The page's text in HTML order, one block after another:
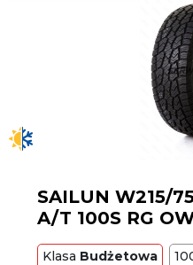
SAILUN W215/
A/T 100S RG
Klasa Budżetowa